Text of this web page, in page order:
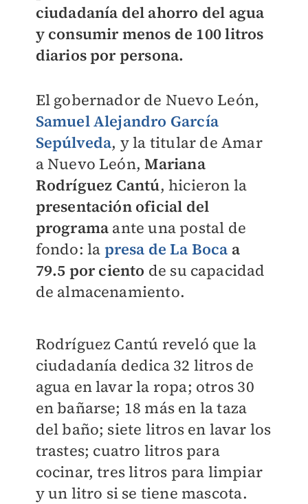
ciudadanía del ahorro del agua
y consumir menos de 100 litros
diarios por persona.
El gobernador de Nuevo León,
Samuel Alejandro García
Sepúlveda, y la titular de Amar
a Nuevo León,Mariana
Rodríguez Cantú, hicieron la
presentación oficial del
programa ante una postal de
fondo: la presa de La Boca a
79.5 por ciento de su capacidad
de almacenamiento.
Rodríguez Cantú reveló que la
ciudadanía dedica 32 litros de
agua en lavar la ropa; otros 30
en bañarse; 18 más en la taza
del baño; siete litros en lavar los
trastes; cuatro litros para
cocinar, tres litros para limpiar
y un litro si se tiene mascota.